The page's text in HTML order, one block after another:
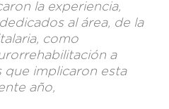
la experiencia,
al área, de la
como
a
que implicaron esta
año,